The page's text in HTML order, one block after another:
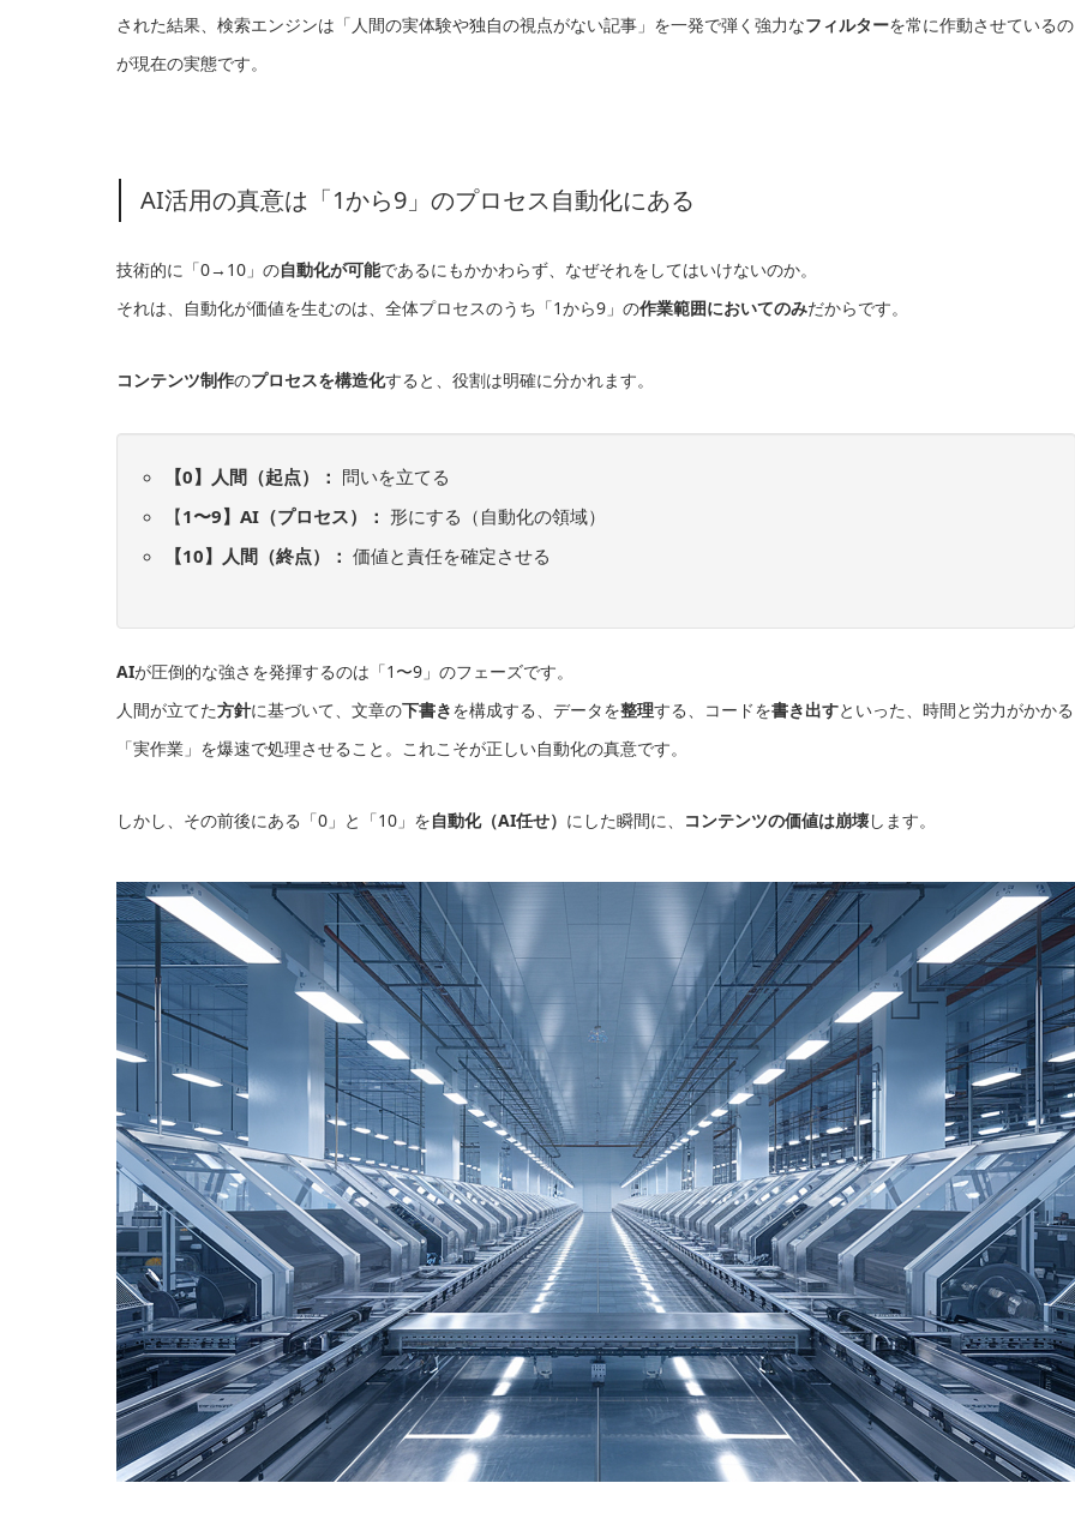
された結果、検索エンジンは「人間の実体験や独自の視点がない記事」を一発で弾く強力なフィルターを常に作動させているの
が現在の実態です。
AI活用の真意は「1から9」のプロセス自動化にある
技術的に「0→10」の自動化が可能であるにもかかわらず、なぜそれをしてはいけないのか。
それは、自動化が価値を生むのは、全体プロセスのうち「1から9」の作業範囲においてのみだからです。
コンテンツ制作のプロセスを構造化すると、役割は明確に分かれます。
【0】人間（起点）： 問いを立てる
【1〜9】AI（プロセス）： 形にする（自動化の領域）
【10】人間（終点）： 価値と責任を確定させる
AIが圧倒的な強さを発揮するのは「1〜9」のフェーズです。
人間が立てた方針に基づいて、文章の下書きを構成する、データを整理する、コードを書き出すといった、時間と労力がかかる
「実作業」を爆速で処理させること。これこそが正しい自動化の真意です。
しかし、その前後にある「0」と「10」を自動化（AI任せ） にした瞬間に、 コンテンツの価値は崩壊します。